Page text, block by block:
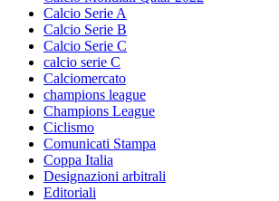
Calcio Serie A
Calcio Serie B
Calcio Serie C
calcio serie C
Calciomercato
champions league
Champions League
Ciclismo
Comunicati Stampa
Coppa Italia
Designazioni arbitrali
Editoriali